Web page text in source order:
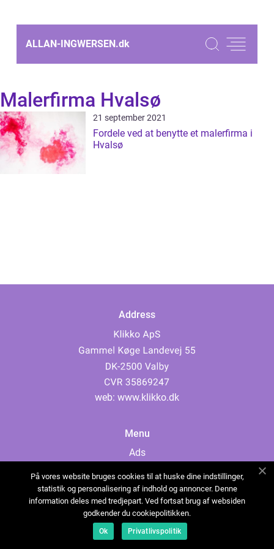
ALLAN-INGWERSEN.dk
Malerfirma Hvalsø
21 september 2021
Fordele ved at benytte et malerfirma i
Hvalsø
Address
web: www.klikko.dk
Menu
Ads
Cookies
Contact
Sitemap
På vores website bruges cookies til at huske dine indstillinger,
statistik og personalisering af indhold og annoncer. Denne
information deles med tredjepart. Ved fortsat brug af websiden
godkender du cookiepolitikken.
Ok Privatlivspolitik